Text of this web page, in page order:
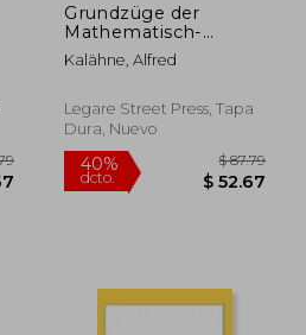
Grundzüge der
Mathematisch-
Physikalischen
Akustik (en Inglés)
Kalähne, Alfred
Legare Street Press, Tapa
Dura, Nuevo